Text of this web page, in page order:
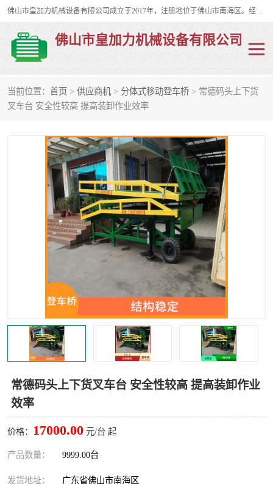
佛山市皇加力机械设备有限公司成立于2017年，注册地位于佛山市南海区。经营范围包括：其他机械设备及电子产品批发、电气设备批发、贸易代理、五金产品批发等；主要产品有：移动式登车桥、叉车装卸货平台、移动式升降机、升降货梯、油桶夹具、电动堆高车。
佛山市皇加力机械设备有限公司
当前位置： 首页 > 供应商机 > 分体式移动登车桥 > 常德码头上下货
叉车台 安全性较高 提高装卸作业效率
常德码头上下货叉车台 安全性较高 提高装卸作业
效率
价格： 17000.00 元/台 起
产品数量： 9999.00台
发货地址： 广东省佛山市南海区
移动式登车桥
步行式电动堆高车 移动登车台
叉车装卸货平台 电动搬运车
移动式升降平台 升降货梯
集装箱装柜平台 油桶夹具